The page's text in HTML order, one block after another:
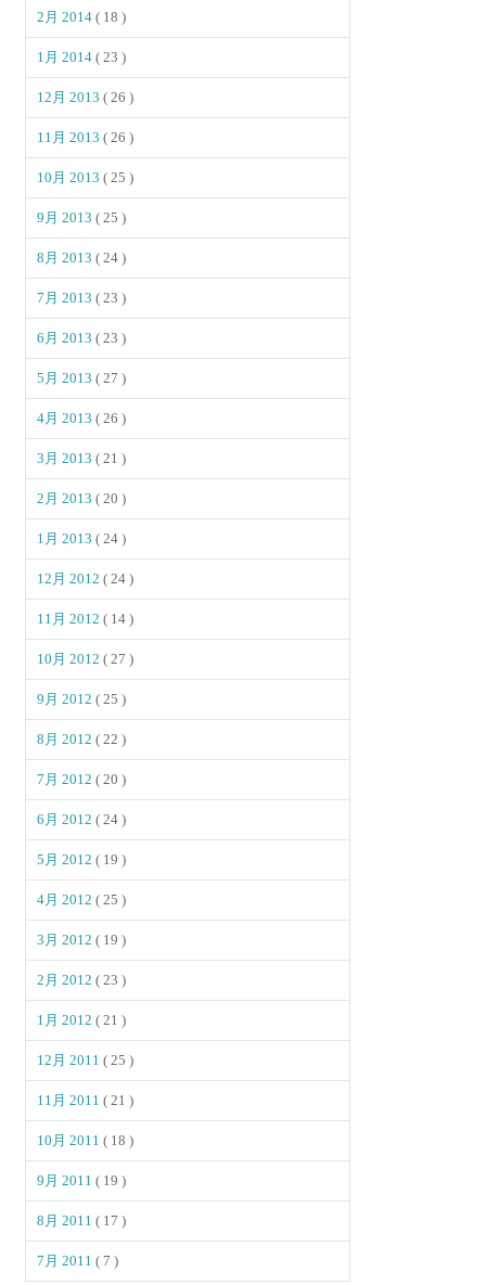
2月 2014( 18 )
1月 2014( 23 )
12月 2013( 26 )
11月 2013( 26 )
10月 2013( 25 )
9月 2013( 25 )
8月 2013( 24 )
7月 2013( 23 )
6月 2013( 23 )
5月 2013( 27 )
4月 2013( 26 )
3月 2013( 21 )
2月 2013( 20 )
1月 2013( 24 )
12月 2012( 24 )
11月 2012( 14 )
10月 2012( 27 )
9月 2012( 25 )
8月 2012( 22 )
7月 2012( 20 )
6月 2012( 24 )
5月 2012( 19 )
4月 2012( 25 )
3月 2012( 19 )
2月 2012( 23 )
1月 2012( 21 )
12月 2011( 25 )
11月 2011( 21 )
10月 2011( 18 )
9月 2011( 19 )
8月 2011( 17 )
7月 2011( 7 )